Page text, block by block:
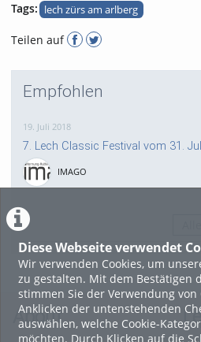
Diese Webseite verwendet
Wir verwenden Cookies, um
zu gestalten. Mit dem Bestätigen
stimmen Sie der Verwendung von
Anklicken der untenstehenden
auswählen, welche Cookie-
möchten. Durch Klicken auf die
Tags: lech zürs am arlberg
Teilen auf
Empfohlen
19. Juli 2018
7. Lech Classic Festival vom 31.
IMAGO
About